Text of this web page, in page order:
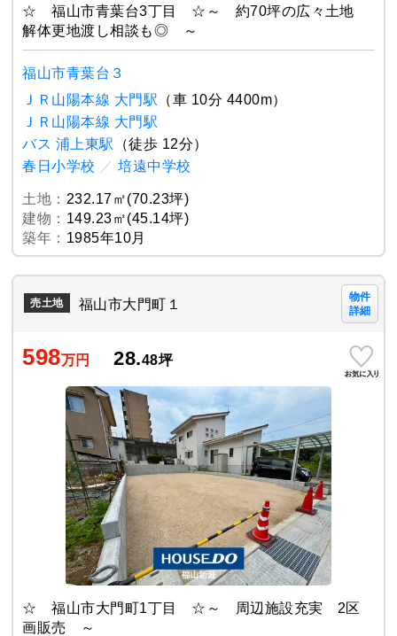
☆ 福山市青葉台3丁目 ☆～ 約70坪の広々土地
解体更地渡し相談も◎ ～
福山市青葉台３
ＪＲ山陽本線 大門駅 （車 10分 4400m）
ＪＲ山陽本線 大門駅
バス 浦上東駅
（徒歩 12分）
春日小学校 ／ 培遠中学校
土地： 232.17㎡(70.23坪)
建物： 149.23㎡(45.14坪)
築年： 1985年10月
売土地 福山市大門町１
物件
詳細
598万円 28.48坪
☆ 福山市大門町1丁目 ☆～ 周辺施設充実 2区
画販売 ～